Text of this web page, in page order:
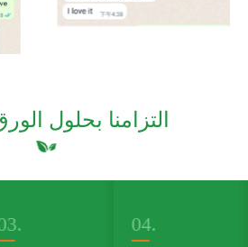
التزامنا بحلول
05.